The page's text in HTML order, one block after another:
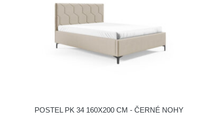
POSTEL PK 34 160X200 CM - ČERNÉ NOHY